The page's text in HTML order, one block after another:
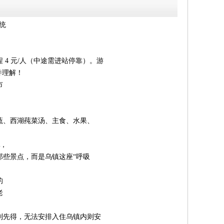
4 元/人（中途需进站停靠）。游
解！
西湖莼菜汤、主食、水果、
景点，而是乌镇这座“呼吸
得，无法安排入住乌镇内则安